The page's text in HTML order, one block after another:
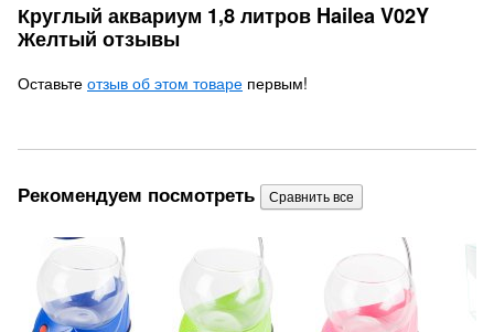
Круглый аквариум 1,8 литров Hailea V02Y
Желтый отзывы
Оставьте отзыв об этом товаре первым!
Рекомендуем посмотреть